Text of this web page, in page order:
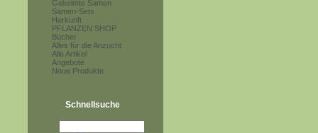
Gekeimte Samen
Samen-Sets
Herkunft
PFLANZEN SHOP
Bücher
Alles für die Anzucht
Alle Artikel
Angebote
Neue Produkte
Schnellsuche